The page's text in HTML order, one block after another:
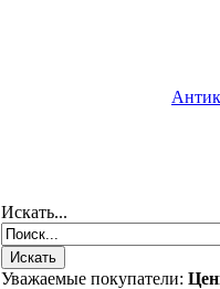
Искать...
Уважаемые покупатели: